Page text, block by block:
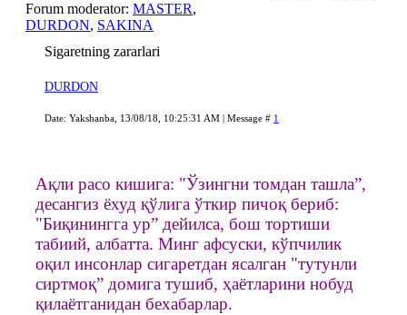
Forum moderator: MASTER,
DURDON, SAKINA
Sigaretning zararlari
DURDON
Date: Yakshanba, 13/08/18, 10:25:31 AM | Message # 1
Ақли расо кишига: "Ўзингни томдан ташла”,
десангиз ёхуд қўлига ўткир пичоқ бериб:
"Биқинингга ур” дейилса, бош тортиши
табиий, албатта. Минг афсуски, кўпчилик
оқил инсонлар сигаретдан ясалган "тутунли
сиртмоқ” домига тушиб, ҳаётларини нобуд
қилаётганидан бехабарлар.